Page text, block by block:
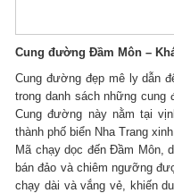
Cung đường Đầm Môn –
Cung đường đẹp mê ly dẫn
trong danh sách những
Cung đường này nằm tại
thành phố biển Nha Trang
Mã chạy dọc đến Đầm Môn,
bán đảo và chiêm ngưỡng
chạy dài và vắng vẻ, khiến